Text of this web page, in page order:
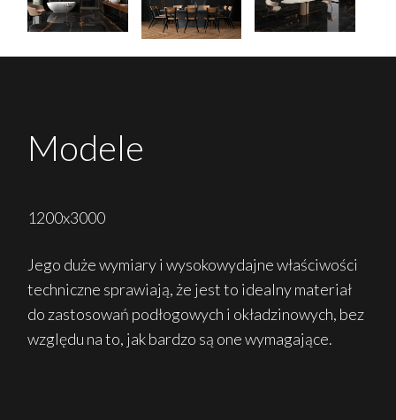
Modele
1200x3000
Jego duże wymiary i wysokowydajne właściwości
techniczne sprawiają, że jest to idealny materiał
do zastosowań podłogowych i okładzinowych, bez
względu na to, jak bardzo są one wymagające.